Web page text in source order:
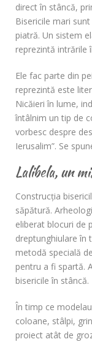
direct în stâncă,
Bisericile mari
piatră. Un sistem
reprezintă intrările
Ele fac parte din
reprezintă este
Nicăieri în lume,
întâlnim un tip de
vorbesc despre
Ierusalim”. Se
Lalibela, un
Construcţia
săpătură.
eliberat blocuri de
dreptunghiulare în
metodă specială
pentru a fi spartă.
bisericile în stâncă.
În timp ce
coloane, stâlpi,
proiect atât de